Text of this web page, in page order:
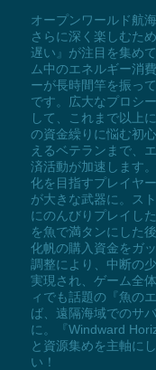
オープンワールド航
さらに深く楽しむた
遅い』が注目を集め
ム中のエネルギー消
ーが長時間竿を振っ
です。広大なプロシ
して、これまで以上
の資金繰りに悩む初
えるベテランまで、
済活動が加速します
化を目指すプレイヤ
が大きな武器に。ス
にのんびりプレイし
を魚で満タンにした
化帆の購入資金をガ
調整により、中断の
実現され、ゲーム全
ィでも話題の『魚の
ば、遠隔海域でのサ
に。『Windward
と資源集めを主軸に
い！